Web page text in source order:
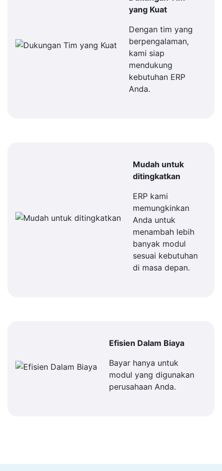
yang Kuat
Dengan tim yang
berpengalaman,
kami siap
mendukung
kebutuhan ERP
Anda.
Mudah untuk
ditingkatkan
ERP kami
memungkinkan
Anda untuk
menambah lebih
banyak modul
sesuai kebutuhan
di masa depan.
Efisien Dalam Biaya
Bayar hanya untuk
modul yang digunakan
perusahaan Anda.